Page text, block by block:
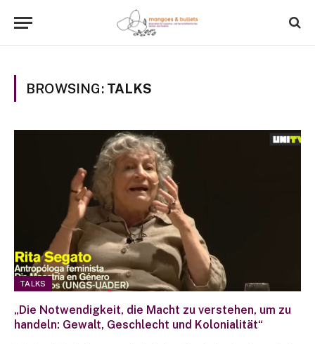
BROWSING: TALKS
TALKS
„Die Notwendigkeit, die Macht zu verstehen, um zu
handeln: Gewalt, Geschlecht und Kolonialität“